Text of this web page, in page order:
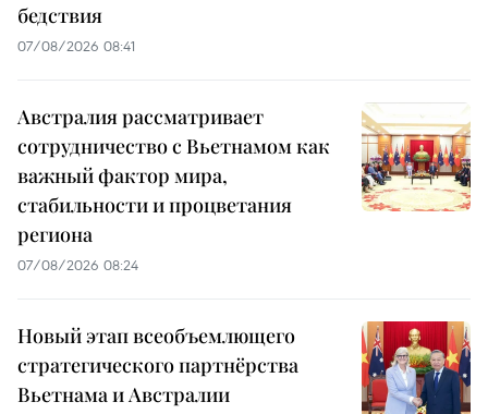
бедствия
07/08/2026 08:41
Австралия рассматривает
сотрудничество с Вьетнамом как
важный фактор мира,
стабильности и процветания
региона
07/08/2026 08:24
Новый этап всеобъемлющего
стратегического партнёрства
Вьетнама и Австралии